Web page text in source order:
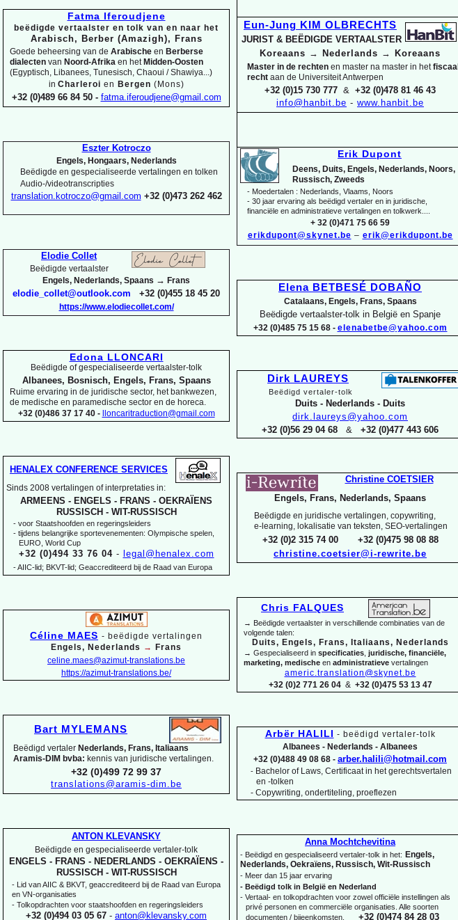
Eun-Jung KIM OLBRECHTS
JURIST & BEËDIGDE VERTAALSTER
Koreaans → Nederlands → Koreaans
Master in de rechten en master na master in hetfiscaal
recht aan de Universiteit Antwerpen
+32 (0)15 730 777 & +32 (0)478 81 46 43
info@hanbit.be - www.hanbit.be
Erik Dupont
Deens, Duits, Engels, Nederlands, Noors,
Russisch, Zweeds
- Moedertalen : Nederlands, Vlaams, Noors
- 30 jaar ervaring als beëdigd vertaler en in juridische,
financiële en administratieve vertalingen en tolkwerk....
+ 32 (0)471 75 66 59
erikdupont@skynet.be – erik@erikdupont.be
Elena BETBESÉ DOBAÑO
Catalaans, Engels, Frans, Spaans
Beëdigde vertaalster-tolk in België en Spanje
+32 (0)485 75 15 68 - elenabetbe@yahoo.com
Dirk LAUREYS
Beëdigd vertaler-tolk
Duits - Nederlands - Duits
dirk.laureys@yahoo.com
+32 (0)56 29 04 68 & +32 (0)477 443 606
Christine COETSIER
Engels, Frans, Nederlands, Spaans
Beëdigde en juridische vertalingen, copywriting,
e- learning, lokalisatie van teksten, SEO-vertalingen
+32 (0)2 315 74 00 +32 (0)475 98 08 88
christine.coetsier@i-rewrite.be
Chris FALQUES
→ Beëdigde vertaalster in verschillende combinaties van de
volgende talen:
Duits, Engels, Frans, Italiaans, Nederlands
→ Gespecialiseerd in specificaties juridische, financiële,
marketing, medische en administratieve vertalingen
americ.translation@skynet.be
+32 (0)2 771 26 04& +32 (0)475 53 13 47
Arbër HALILI - beëdigd vertaler-tolk
Albanees - Nederlands - Albanees
+32 (0)488 49 08 68 - arber.halili@hotmail.com
- Bachelor of Laws, Certificaat in het gerechtsvertalen
en -tolken
- Copywriting, ondertiteling, proeflezen
Anna Mochtchevitina
- Beëdigd en gespecialiseerd vertaler-tolk in het: Engels,
Nederlands, Oekraïens, Russisch, Wit-Russisch
- Meer dan 15 jaar ervaring
- Beëdigd tolk in België en Nederland
- Vertaal- en tolkopdrachten voor zowel officiële instellingen als
privé personen en commerciële organisaties. Alle soorten
documenten / bijeenkomsten.
+32 (0)474 84 28 03
Fatma Iferoudjene
beëdigde vertaalster en tolk van en naar het
Arabisch, Berber (Amazigh), Frans
Goede beheersing van de Arabische en Berberse
dialecten van Noord-Afrika en hetMidden-Oosten
(Egyptisch, Libanees, Tunesisch, Chaoui / Shawiya...)
in Charleroi en Bergen (Mons)
+32 (0)489 66 84 50 - fatma.iferoudjene@gmail.com
Eszter Kotroczo
Engels, Hongaars, Nederlands
Beëdigde en gespecialiseerde vertalingen en tolken
Audio-/videotranscripties
translation.kotroczo@gmail.com +32 (0)473 262 462
Elodie Collet
Beëdigde vertaalster
Engels, Nederlands, Spaans → Frans
elodie_collet@outlook.com +32 (0)455 18 45 20
https://www.elodiecollet.com/
Edona LLONCARI
Beëdigde of gespecialiseerde vertaalster-tolk
Albanees, Bosnisch, Engels, Frans, Spaans
Ruime ervaring in de juridische sector, het bankwezen,
de medische en paramedische sector en de horeca.
+32 (0)486 37 17 40 -
lloncaritraduction@gmail.com
HENALEX CONFERENCE SERVICES
Sinds 2008 vertalingen of interpretaties in:
ARMEENS - ENGELS - FRANS - OEKRAÏENS
RUSSISCH -WIT-RUSSISCH
- voor Staatshoofden en regeringsleiders
- tijdens belangrijke sportevenementen: Olympische spelen,
EURO, World Cup
+32 (0)494 33 76 04- legal@henalex.com
-AIIC-lid; BKVT-lid; Geaccrediteerd bij de Raad van Europa
Céline MAES - beëdigde vertalingen
Engels, Nederlands →
Frans
celine.maes@azimut-translations.be
https://azimut-translations.be/
Bart MYLEMANS
Beëdigd vertaler Nederlands, Frans, Italiaans
Aramis-DIM bvba: kennis van juridische vertalingen.
+32 (0)499 72 99 37
translations@aramis-dim.be
ANTON KLEVANSKY
Beëdigde en gespecialiseerde vertaler-tolk
ENGELS - FRANS - NEDERLANDS - OEKRAÏENS -
RUSSISCH -WIT-RUSSISCH
- Lid van AIIC & BKVT, geaccrediteerd bij de Raad van Europa
en VN-organisaties
- Tolkopdrachten voor staatshoofden en regeringsleiders
+32 (0)494 03 05 67 - anton@klevansky.com